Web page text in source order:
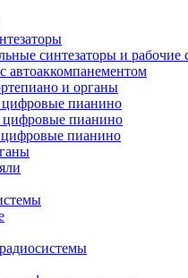
синтезаторы и рабочие
автоаккомпанементом
и органы
пианино
пианино
пианино